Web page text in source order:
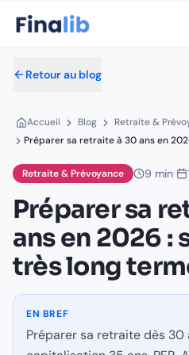
Préparer sa
Par Équipe Finalib
Accueil›Blog ›Retraite &
retraite 30 ans 2026
stratégie
Dans cet article :
L''avantage du temps
La stratégie 4 piliers
Cas pratique : Pierre, 30 ans,
Erreurs à éviter
Calendrier idéal
FAQ Préparer retraite 30 ans
Retour au blog
Accueil Blog
Retraite &
Préparer sa retraite à 30 ans en
Retraite & Prévoyance 9 min
Préparer sa
ans en 2026 :
très long
EN BREF
Préparer sa retraite dès 30